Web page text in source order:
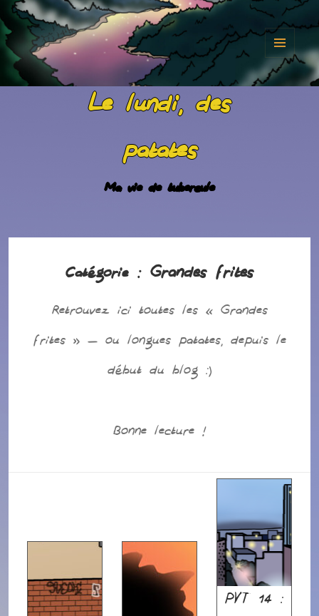
MENU
Le lundi, des
patates
Ma vie de tubercule
Catégorie : Grandes frites
Retrouvez ici toutes les « Grandes
frites » – ou longues patates, depuis le
début du blog :)
Bonne lecture !
PVT 14 :